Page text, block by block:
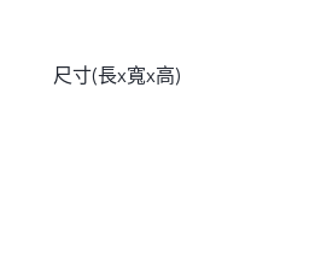
尺寸(長x寬x高)